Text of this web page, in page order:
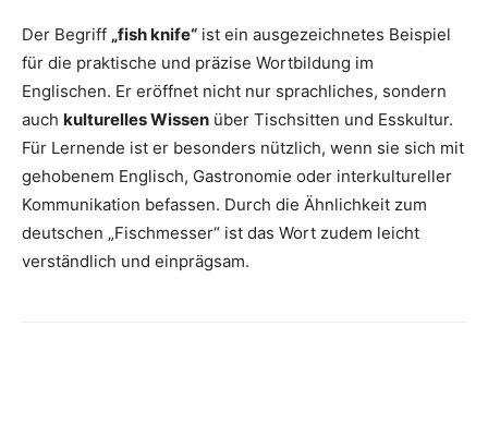
Der Begriff „fish knife“ ist ein ausgezeichnetes Beispiel
für die praktische und präzise Wortbildung im
Englischen. Er eröffnet nicht nur sprachliches, sondern
auch kulturelles Wissen über Tischsitten und Esskultur.
Für Lernende ist er besonders nützlich, wenn sie sich mit
gehobenem Englisch, Gastronomie oder interkultureller
Kommunikation befassen. Durch die Ähnlichkeit zum
deutschen „Fischmesser“ ist das Wort zudem leicht
verständlich und einprägsam.